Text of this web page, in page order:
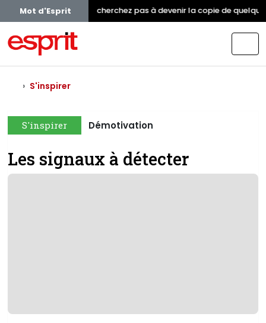
Mot d'Esprit Ne cherchez pas à devenir la copie de
S'inspirer
S'inspirer Démotivation
Les signaux à détecter